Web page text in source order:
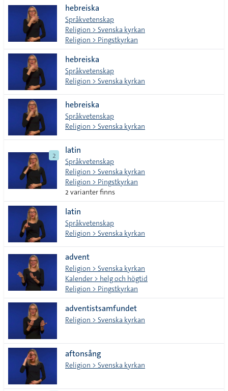
hebreiska
Språkvetenskap
Religion > Svenska kyrkan
Religion > Pingstkyrkan
hebreiska
Språkvetenskap
Religion > Svenska kyrkan
hebreiska
Språkvetenskap
Religion > Svenska kyrkan
2 latin
Språkvetenskap
Religion > Svenska kyrkan
Religion > Pingstkyrkan
2 varianter finns
latin
Språkvetenskap
Religion > Svenska kyrkan
advent
Religion > Svenska kyrkan
Kalender > helg och högtid
Religion > Pingstkyrkan
adventistsamfundet
Religion > Svenska kyrkan
aftonsång
Religion > Svenska kyrkan